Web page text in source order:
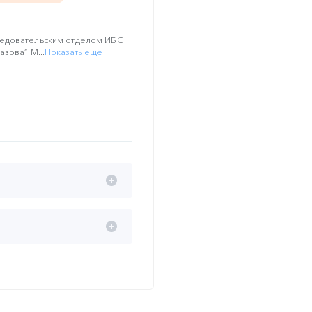
отделом ИБС
М...Показать ещё